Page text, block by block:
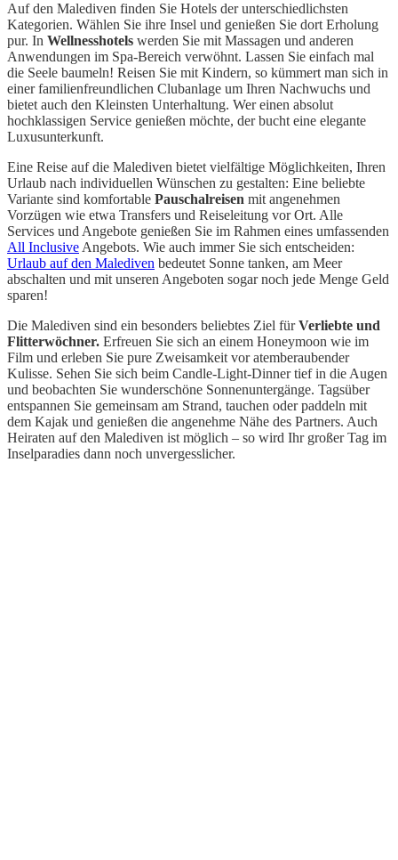
Auf den Malediven finden Sie Hotels der unterschiedlichsten
Kategorien. Wählen Sie ihre Insel und genießen Sie dort Erholung
pur. In Wellnesshotels werden Sie mit Massagen und anderen
Anwendungen im Spa-Bereich verwöhnt. Lassen Sie einfach mal
die Seele baumeln! Reisen Sie mit Kindern, so kümmert man sich in
einer familienfreundlichen Clubanlage um Ihren Nachwuchs und
bietet auch den Kleinsten Unterhaltung. Wer einen absolut
hochklassigen Service genießen möchte, der bucht eine elegante
Luxusunterkunft.
Eine Reise auf die Malediven bietet vielfältige Möglichkeiten, Ihren
Urlaub nach individuellen Wünschen zu gestalten: Eine beliebte
Variante sind komfortable Pauschalreisen mit angenehmen
Vorzügen wie etwa Transfers und Reiseleitung vor Ort. Alle
Services und Angebote genießen Sie im Rahmen eines umfassenden
All Inclusive Angebots. Wie auch immer Sie sich entscheiden:
Urlaub auf den Malediven bedeutet Sonne tanken, am Meer
abschalten und mit unseren Angeboten sogar noch jede Menge Geld
sparen!
Die Malediven sind ein besonders beliebtes Ziel fürVerliebte und
Flitterwöchner. Erfreuen Sie sich an einem Honeymoon wie im
Film und erleben Sie pure Zweisamkeit vor atemberaubender
Kulisse. Sehen Sie sich beim Candle-Light-Dinner tief in die Augen
und beobachten Sie wunderschöne Sonnenuntergänge. Tagsüber
entspannen Sie gemeinsam am Strand, tauchen oder paddeln mit
dem Kajak und genießen die angenehme Nähe des Partners. Auch
Heiraten auf den Malediven ist möglich – so wird Ihr großer Tag im
Inselparadies dann noch unvergesslicher.